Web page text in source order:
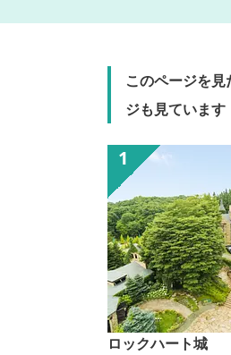
このページを
ジも見ています
ロックハート城